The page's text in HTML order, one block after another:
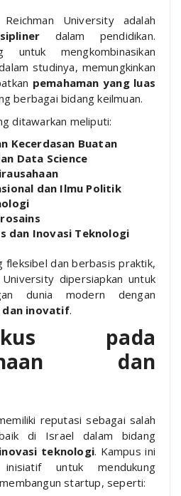
University adalah
dalam pendidikan.
untuk mengkombinasikan
studinya, memungkinkan
pemahaman yang luas
berbagai bidang keilmuan.
ditawarkan meliputi:
Kecerdasan Buatan
Data Science
dan Ilmu Politik
dan Inovasi Teknologi
fleksibel dan berbasis praktik,
dipersiapkan untuk
dunia modern dengan
inovatif.
pada
dan
reputasi sebagai salah
di Israel dalam bidang
teknologi. Kampus ini
untuk mendukung
startup, seperti: